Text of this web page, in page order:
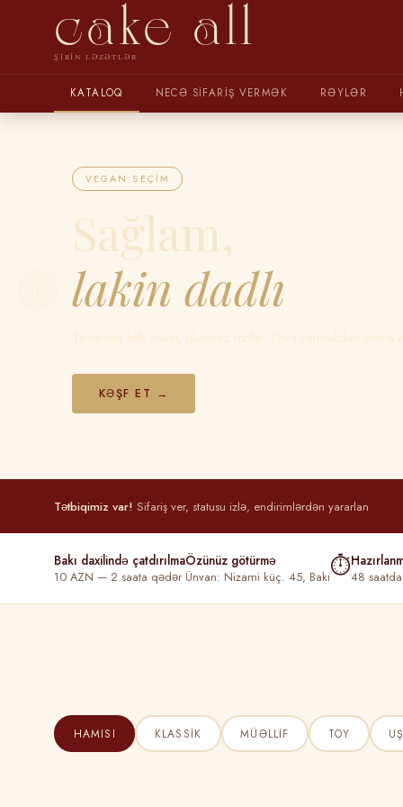
cake all
ŞIRIN LƏZƏTLƏR
KATALOQ NECƏ SIFARIŞ VERMƏK RƏYLƏR
VEGAN SEÇIM
Sağlam,
lakin dadlı
Tamamilə bitki əsaslı, glutensiz tortlar. Zövq verməkdən imtina
KƏŞF ET →
‹
Tətbiqimiz var! Sifariş ver, statusu izlə, endirimlərdən yararlan
Bakı daxilində çatdırılma
10 AZN — 2 saata qədər
Özünüz götürmə
Ünvan: Nizami küç. 45, Bakı⏱48
HAMISI KLASSIK MÜƏLLIF TOY